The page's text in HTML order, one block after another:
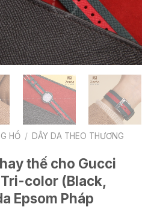
HỒ / DÂY DA THEO THƯƠNG
thế cho Gucci
Tri-color (Black,
Epsom Pháp